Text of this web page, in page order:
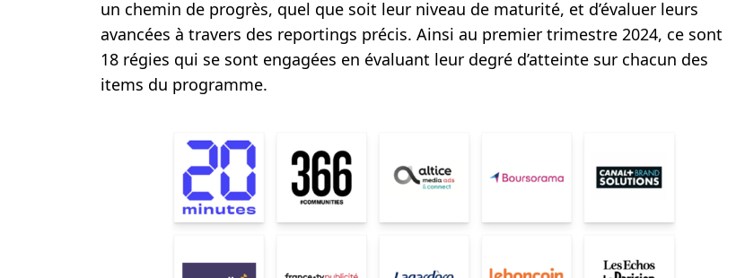
un chemin de progrès, quel que soit leur niveau de maturité, et d’évaluer leurs
avancées à travers des reportings précis. Ainsi au premier trimestre 2024, ce sont
18 régies qui se sont engagées en évaluant leur degré d’atteinte sur chacun des
items du programme.